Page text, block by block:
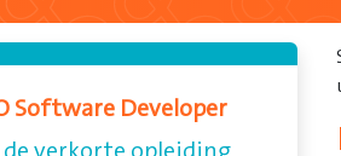
Software Developer